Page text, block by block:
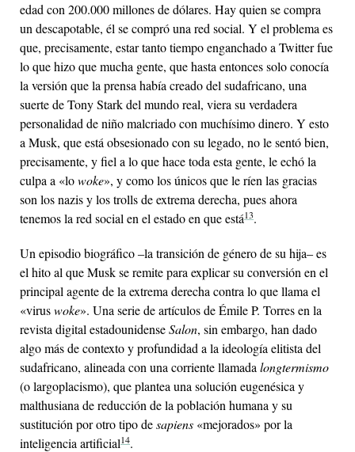
edad con 200.000 millones de dólares. Hay quien se compra
un descapotable, él se compró una red social. Y el problema es
que, precisamente, estar tanto tiempo enganchado a Twitter fue
lo que hizo que mucha gente, que hasta entonces solo conocía
la versión que la prensa había creado del sudafricano, una
suerte de Tony Stark del mundo real, viera su verdadera
personalidad de niño malcriado con muchísimo dinero. Y esto
a Musk, que está obsesionado con su legado, no le sentó bien,
precisamente, y fiel a lo que hace toda esta gente, le echó la
culpa a «lowoke», y como los únicos que le ríen las gracias
son los nazis y los trolls de extrema derecha, pues ahora
tenemos la red social en el estado en que está13.
Un episodio biográfico ‒la transición de género de su hija‒ es
el hito al que Musk se remite para explicar su conversión en el
principal agente de la extrema derecha contra lo que llama el
«viruswoke». Una serie de artículos de Émile P. Torres en la
revista digital estadounidenseSalon, sin embargo, han dado
algo más de contexto y profundidad a la ideología elitista del
sudafricano, alineada con una corriente llamada longtermismo
(o largoplacismo), que plantea una solución eugenésica y
malthusiana de reducción de la población humana y su
sustitución por otro tipo desapiens «mejorados» por la
inteligencia artificial14.